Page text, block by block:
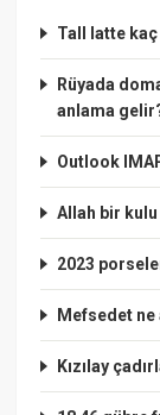
Tall latte
Rüyada
anlama
Outlook
Allah bir
2023
Mefsedet ne
Kızılay